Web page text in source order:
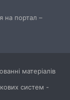
на портал –
матеріалів
систем -